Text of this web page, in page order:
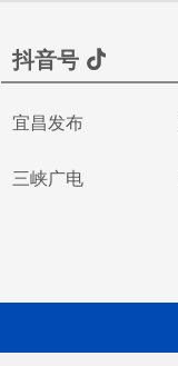
抖音号
宜昌发布
三峡广电